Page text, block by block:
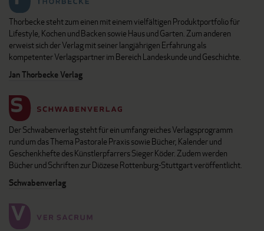
Thorbecke steht zum einen mit einem vielfältigen Produktportfolio für
Lifestyle, Kochen und Backen sowie Haus und Garten. Zum anderen
erweist sich der Verlag mit seiner langjährigen Erfahrung als
kompetenter Verlagspartner im Bereich Landeskunde und Geschichte.
Jan Thorbecke Verlag
Der Schwabenverlag steht für ein umfangreiches Verlagsprogramm
rund um das Thema Pastorale Praxis sowie Bücher, Kalender und
Geschenkhefte des Künstlerpfarrers Sieger Köder. Zudem werden
Bücher und Schriften zur Diözese Rottenburg-Stuttgart veröffentlicht.
Schwabenverlag